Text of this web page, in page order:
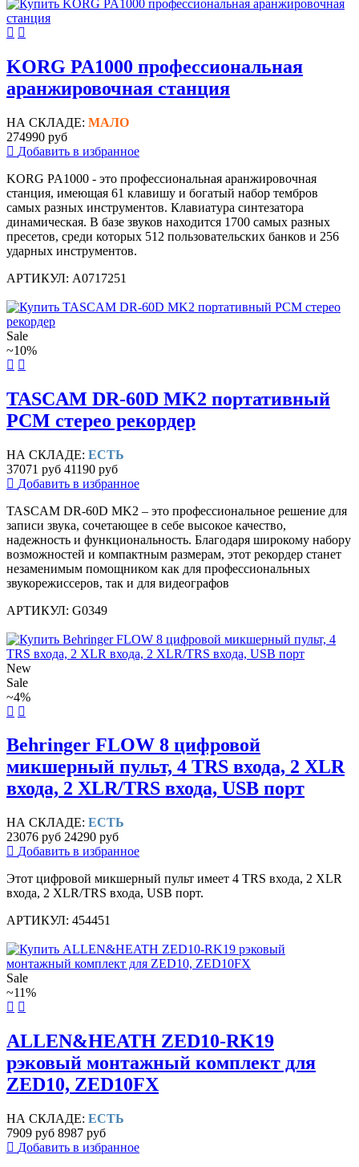
KORG PA1000 профессиональная
аранжировочная станция
НА СКЛАДЕ: МАЛО
274990 руб
Добавить в избранное
KORG PA1000 - это профессиональная аранжировочная
станция, имеющая 61 клавишу и богатый набор тембров
самых разных инструментов. Клавиатура синтезатора
динамическая. В базе звуков находится 1700 самых разных
пресетов, среди которых 512 пользовательских банков и 256
ударных инструментов.
АРТИКУЛ: A0717251
Sale
~10%
TASCAM DR-60D MK2 портативный
PCM стерео рекордер
НА СКЛАДЕ: ЕСТЬ
37071 руб 41190 руб
Добавить в избранное
TASCAM DR-60D MK2 – это профессиональное решение для
записи звука, сочетающее в себе высокое качество,
надежность и функциональность. Благодаря широкому набору
возможностей и компактным размерам, этот рекордер станет
незаменимым помощником как для профессиональных
звукорежиссеров, так и для видеографов
АРТИКУЛ: G0349
New
Sale
~4%
Behringer FLOW 8 цифровой
микшерный пульт, 4 TRS входа, 2 XLR
входа, 2 XLR/TRS входа, USB порт
НА СКЛАДЕ: ЕСТЬ
23076 руб 24290 руб
Добавить в избранное
Этот цифровой микшерный пульт имеет 4 TRS входа, 2 XLR
входа, 2 XLR/TRS входа, USB порт.
АРТИКУЛ: 454451
Sale
~11%
ALLEN&HEATH ZED10-RK19
рэковый монтажный комплект для
ZED10, ZED10FX
НА СКЛАДЕ: ЕСТЬ
7909 руб 8987 руб
Добавить в избранное